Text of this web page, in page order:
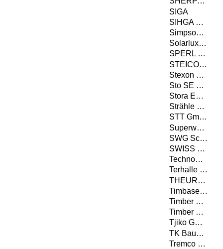
SIGA
SIHGA GmbH
Simpson Strong-Tie GmbH
Solarlux GmbH
SPERL Werkzeugtechnik GmbH & Co. KG
STEICO SE
Stexon GmbH
Sto SE & Co. KGaA
Stora Enso Wood Products Oy Ltd
Strähle Raum-Systeme GmbH
STT GmbH
Superwood A/S
SWG Schraubenwerk Gaisbach GmbH
SWISS KRONO TEX GmbH & Co. KG
Technowood AG
Terhalle Holzbau GmbH
THEURL HOLZ ASSLING GMBH
Timbase Schweiz AG
Timber Concept GmbH
Timber Structures 3.0 AG
Tjiko GmbH
TK Baupartner GmbH
Tremco CPG Germany GmbH